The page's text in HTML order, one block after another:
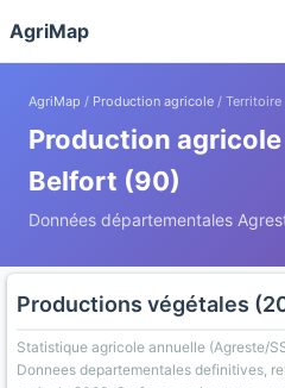
AgriMap
AgriMap / Production agricole /
Production
Belfort (90)
Données départementales
Productions végétales
Statistique agricole annuelle (Agreste/
Donnees departementales definitives,